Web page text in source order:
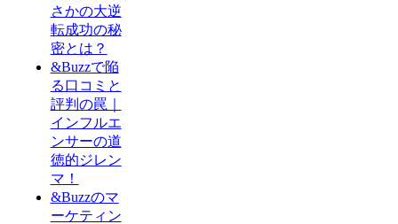
さかの大逆
転成功の秘
密とは？
&Buzzで陥
る口コミと
評判の罠｜
インフルエ
ンサーの道
徳的ジレン
マ！
&Buzzのマ
ーケティン